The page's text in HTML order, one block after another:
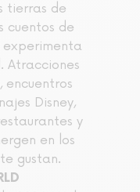
tierras de
cuentos de
experimenta
Atracciones
encuentros
Disney,
y
en los
gustan.